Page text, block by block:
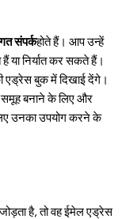
संपर्कहोते हैं। आप उन्हें
निर्यात कर सकते हैं।
एड्रेस बुक में दिखाई देंगे।
बनाने के लिए और
उनका उपयोग करने के
है, तो वह ईमेल एड्रेस